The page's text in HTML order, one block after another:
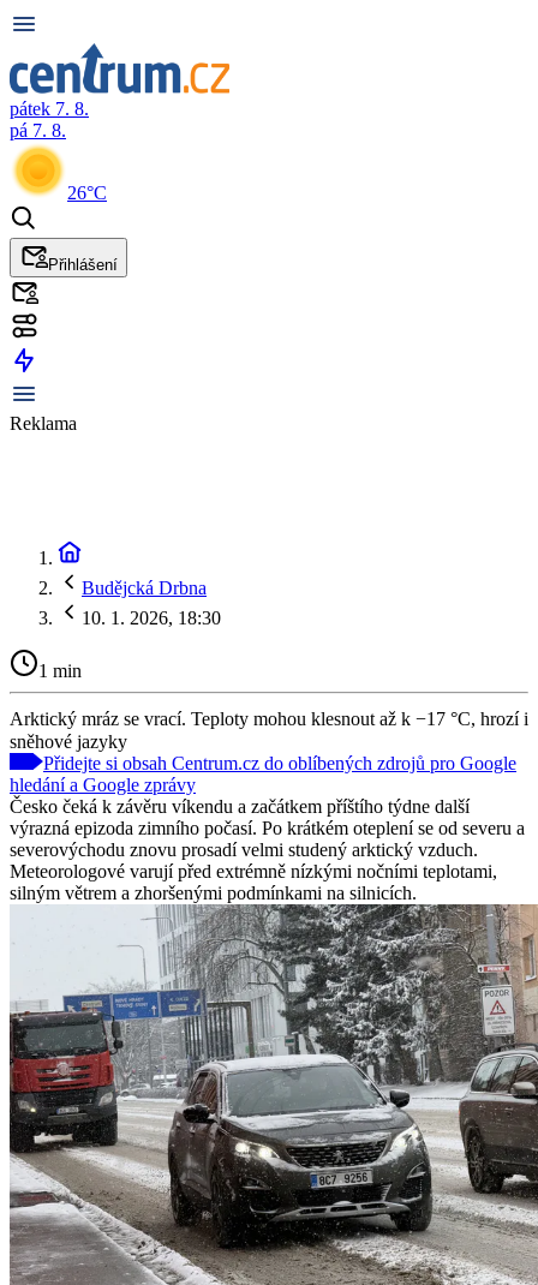
pátek 7. 8.
pá 7. 8.
26°C
Přihlášení
Reklama
Budějcká Drbna
10. 1. 2026, 18:30
1 min
Arktický mráz se vrací. Teploty mohou klesnout až k −17 °C, hrozí i
sněhové jazyky
Přidejte si obsah Centrum.cz do oblíbených zdrojů pro Google
hledání a Google zprávy
Česko čeká k závěru víkendu a začátkem příštího týdne další
výrazná epizoda zimního počasí. Po krátkém oteplení se od severu a
severovýchodu znovu prosadí velmi studený arktický vzduch.
Meteorologové varují před extrémně nízkými nočními teplotami,
silným větrem a zhoršenými podmínkami na silnicích.